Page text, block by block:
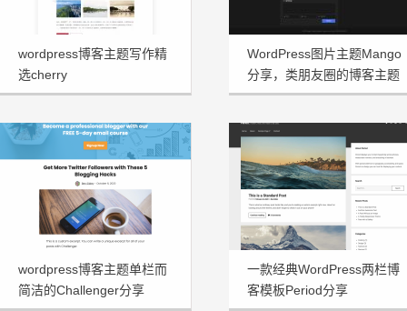
wordpress博客主题写作精
选cherry
WordPress图片主题Mango
分享，类朋友圈的博客主题
wordpress博客主题单栏而
简洁的Challenger分享
一款经典WordPress两栏博
客模板Period分享